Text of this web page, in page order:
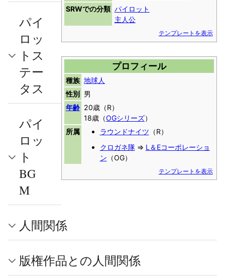
SRWでの分類 パイロット
主人公
テンプレートを表示
プロフィール
種族 地球人
性別 男
年齢 20歳（R）
18歳（OGシリーズ）
所属
ラウンドナイツ （R）
クロガネ隊⇒ L＆Eコーポレーショ
ン （OG）
テンプレートを表示
パイ
ロッ
トス
テー
タス
パイ
ロッ
ト
BG
M
人間関係
版権作品との人間関係